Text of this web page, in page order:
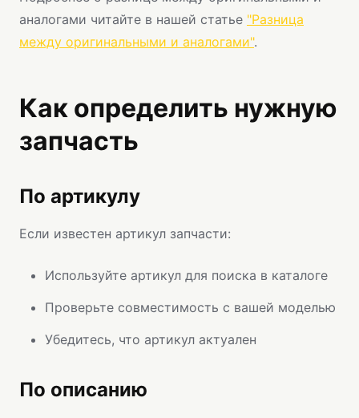
аналогами читайте в нашей статье "Разница
между оригинальными и аналогами".
Как определить нужную
запчасть
По артикулу
Если известен артикул запчасти:
Используйте артикул для поиска в каталоге
Проверьте совместимость с вашей моделью
Убедитесь, что артикул актуален
По описанию